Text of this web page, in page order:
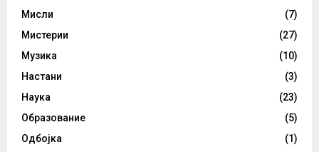
Мисли
(7)
Мистерии
(27)
Музика
(10)
Настани
(3)
Наука
(23)
Образование
(5)
Одбојка
(1)